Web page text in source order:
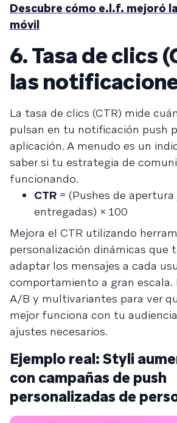
Descubre cómo e.l.f. mejoró
móvil
6. Tasa de clics
las
La tasa de clics (CTR) mide
pulsan en tu notificación push
aplicación. A menudo es un
saber si tu estrategia de
funcionando.
CTR = (Pushes de
entregadas) × 100
Mejora el CTR utilizando
personalización dinámicas que
adaptar los mensajes a cada
comportamiento a gran escala.
A/B y multivariantes para ver
mejor funciona con tu
ajustes necesarios.
Ejemplo real: Styli
con campañas de push
personalizadas de